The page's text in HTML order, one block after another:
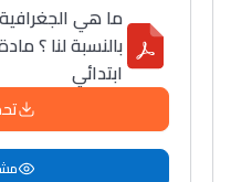
ما هي
بالنسبة لنا ؟
ابتدائي